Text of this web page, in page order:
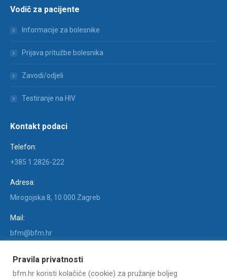
Vodič za pacijente
Informacije za bolesnike
Prijava pritužbe bolesnika
Zavodi/odjeli
Testiranje na HIV
Kontakt podaci
Telefon:
+385 1 2826-222
Adresa:
Mirogojska 8, 10 000 Zagreb
Mail:
bfm@bfm.hr
Facebook
page
X
page
YouTube
page
Linkedin
page
Instagram
page
Pravila privatnosti
bfm.hr koristi kolačiće (cookie) za pružanje boljeg